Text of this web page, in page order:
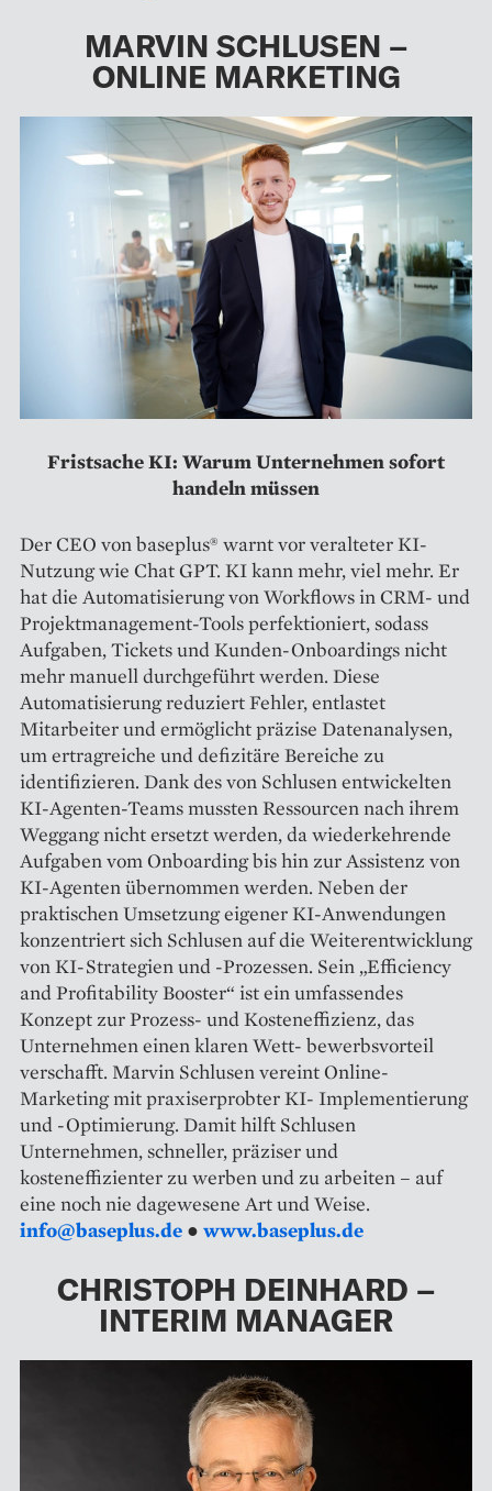
MARVIN SCHLUSEN –
ONLINE MARKETING
Fristsache KI: Warum Unternehmen sofort
handeln müssen
Der CEO von baseplus® warnt vor veralteter KI-
Nutzung wie Chat GPT. KI kann mehr, viel mehr. Er
hat die Automatisierung von Workflows in CRM- und
Projektmanagement-Tools perfektioniert, sodass
Aufgaben, Tickets und Kunden-Onboardings nicht
mehr manuell durchgeführt werden. Diese
Automatisierung reduziert Fehler, entlastet
Mitarbeiter und ermöglicht präzise Datenanalysen,
um ertragreiche und defizitäre Bereiche zu
identifizieren. Dank des von Schlusen entwickelten
KI-Agenten-Teams mussten Ressourcen nach ihrem
Weggang nicht ersetzt werden, da wiederkehrende
Aufgaben vom Onboarding bis hin zur Assistenz von
KI-Agenten übernommen werden. Neben der
praktischen Umsetzung eigener KI-Anwendungen
konzentriert sich Schlusen auf die Weiterentwicklung
von KI-Strategien und -Prozessen. Sein „Efficiency
and Profitability Booster“ ist ein umfassendes
Konzept zur Prozess- und Kosteneffizienz, das
Unternehmen einen klaren Wett- bewerbsvorteil
verschafft. Marvin Schlusen vereint Online-
Marketing mit praxiserprobter KI- Implementierung
und -Optimierung. Damit hilft Schlusen
Unternehmen, schneller, präziser und
kosteneffizienter zu werben und zu arbeiten – auf
eine noch nie dagewesene Art und Weise.
info@baseplus.de ● www.baseplus.de
CHRISTOPH DEINHARD –
INTERIM MANAGER